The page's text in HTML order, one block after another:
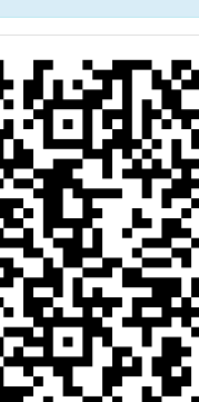
鍵行